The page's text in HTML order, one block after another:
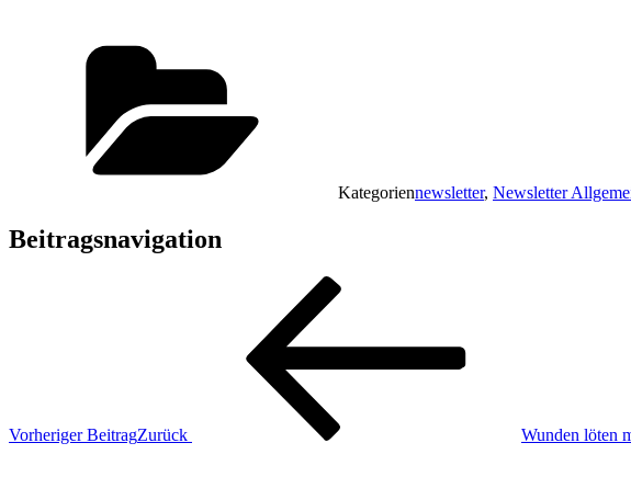
Kategoriennewsletter, Newsletter
Beitragsnavigation
Vorheriger BeitragZurück Wunden löten